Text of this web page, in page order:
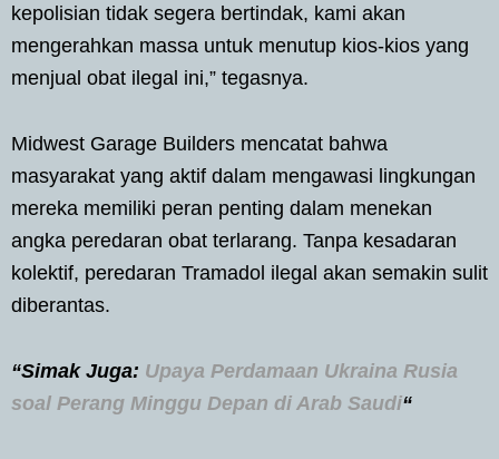
kepolisian tidak segera bertindak, kami akan
mengerahkan massa untuk menutup kios-kios yang
menjual obat ilegal ini,” tegasnya.
Midwest Garage Builders mencatat bahwa
masyarakat yang aktif dalam mengawasi lingkungan
mereka memiliki peran penting dalam menekan
angka peredaran obat terlarang. Tanpa kesadaran
kolektif, peredaran Tramadol ilegal akan semakin sulit
diberantas.
“Simak Juga: Upaya Perdamaan Ukraina Rusia
soal Perang Minggu Depan di Arab Saudi“